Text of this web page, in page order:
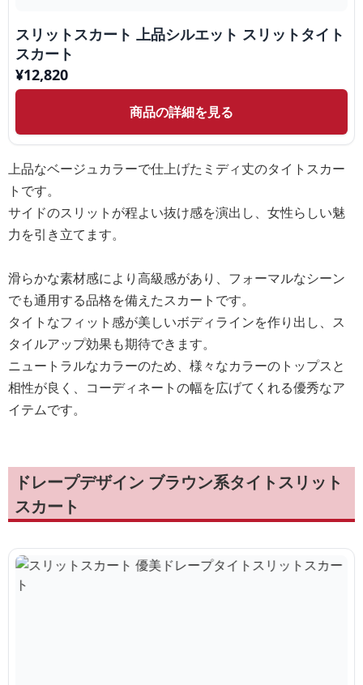
スリットスカート 上品シルエット スリットタイト
スカート
¥12,820
商品の詳細を見る
上品なベージュカラーで仕上げたミディ丈のタイトスカー
トです。
サイドのスリットが程よい抜け感を演出し、女性らしい魅
力を引き立てます。
滑らかな素材感により高級感があり、フォーマルなシーン
でも通用する品格を備えたスカートです。
タイトなフィット感が美しいボディラインを作り出し、ス
タイルアップ効果も期待できます。
ニュートラルなカラーのため、様々なカラーのトップスと
相性が良く、コーディネートの幅を広げてくれる優秀なア
イテムです。
ドレープデザイン ブラウン系タイトスリット
スカート